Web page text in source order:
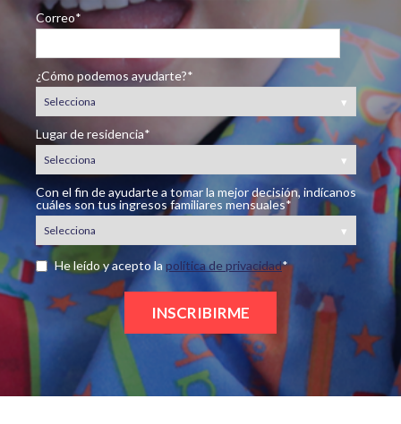
Correo*
¿Cómo podemos ayudarte?*
Lugar de residencia*
Con el fin de ayudarte a tomar la mejor decisión, indícanos
cuáles son tus ingresos familiares mensuales*
He leído y acepto la política de privacidad*